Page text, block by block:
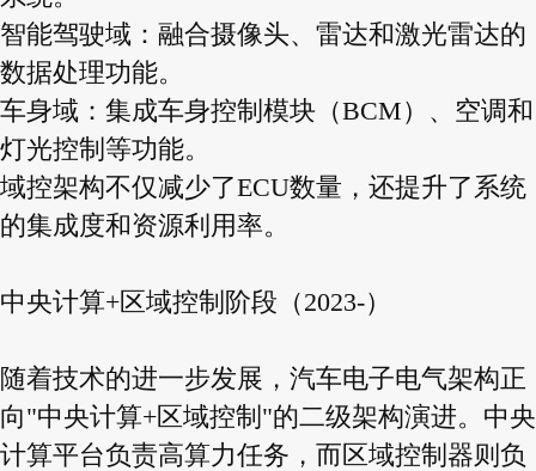
智能驾驶域：融合摄像头、雷达和激光雷达的
数据处理功能。
车身域：集成车身控制模块（BCM）、空调和
灯光控制等功能。
域控架构不仅减少了ECU数量，还提升了系统
的集成度和资源利用率。
中央计算+区域控制阶段（2023-）
随着技术的进一步发展，汽车电子电气架构正
向"中央计算+区域控制"的二级架构演进。中央
计算平台负责高算力任务，而区域控制器则负